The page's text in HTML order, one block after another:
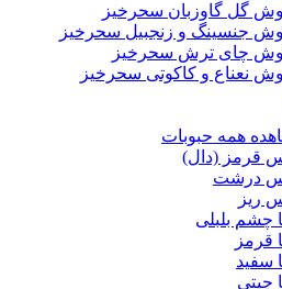
گل گاوزبان سحرخیز
جنسینگ و زنجبیل سحرخیز
چای ترش سحرخیز
نعناع و کاکوتی سحرخیز
همه حبوبات
قرمز (دال)
درشت
ریز
چشم بلبلی
قرمز
سفید
چیتی